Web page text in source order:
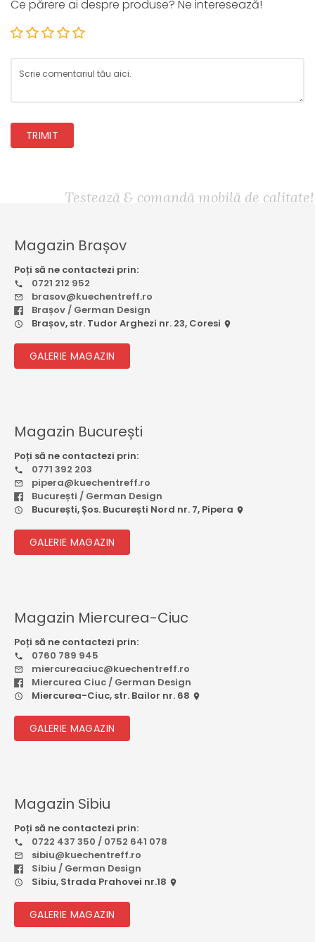
Ce părere ai despre produse? Ne interesează!
TRIMIT
Testează & comandă mobilă de calitate!
Magazin Brașov
Poți să ne contactezi prin:
0721 212 952
brasov@kuechentreff.ro
Brașov / German Design
Brașov, str. Tudor Arghezi nr. 23, Coresi
GALERIE MAGAZIN
Magazin București
Poți să ne contactezi prin:
0771 392 203
pipera@kuechentreff.ro
București / German Design
București, Șos. București Nord nr. 7, Pipera
GALERIE MAGAZIN
Magazin Miercurea-Ciuc
Poți să ne contactezi prin:
0760 789 945
miercureaciuc@kuechentreff.ro
Miercurea Ciuc / German Design
Miercurea-Ciuc, str. Bailor nr. 68
GALERIE MAGAZIN
Magazin Sibiu
Poți să ne contactezi prin:
0722 437 350 / 0752 641 078
sibiu@kuechentreff.ro
Sibiu / German Design
Sibiu, Strada Prahovei nr.18
GALERIE MAGAZIN